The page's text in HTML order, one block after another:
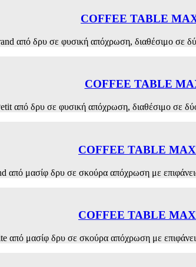
COFFEE TABLE
από δρυ σε φυσική απόχρωση, διαθέσιμο
COFFEE TABLE
από δρυ σε φυσική απόχρωση, διαθέσιμο
COFFEE TABLE
από μασίφ δρυ σε σκούρα απόχρωση με
COFFEE TABLE
από μασίφ δρυ σε σκούρα απόχρωση με